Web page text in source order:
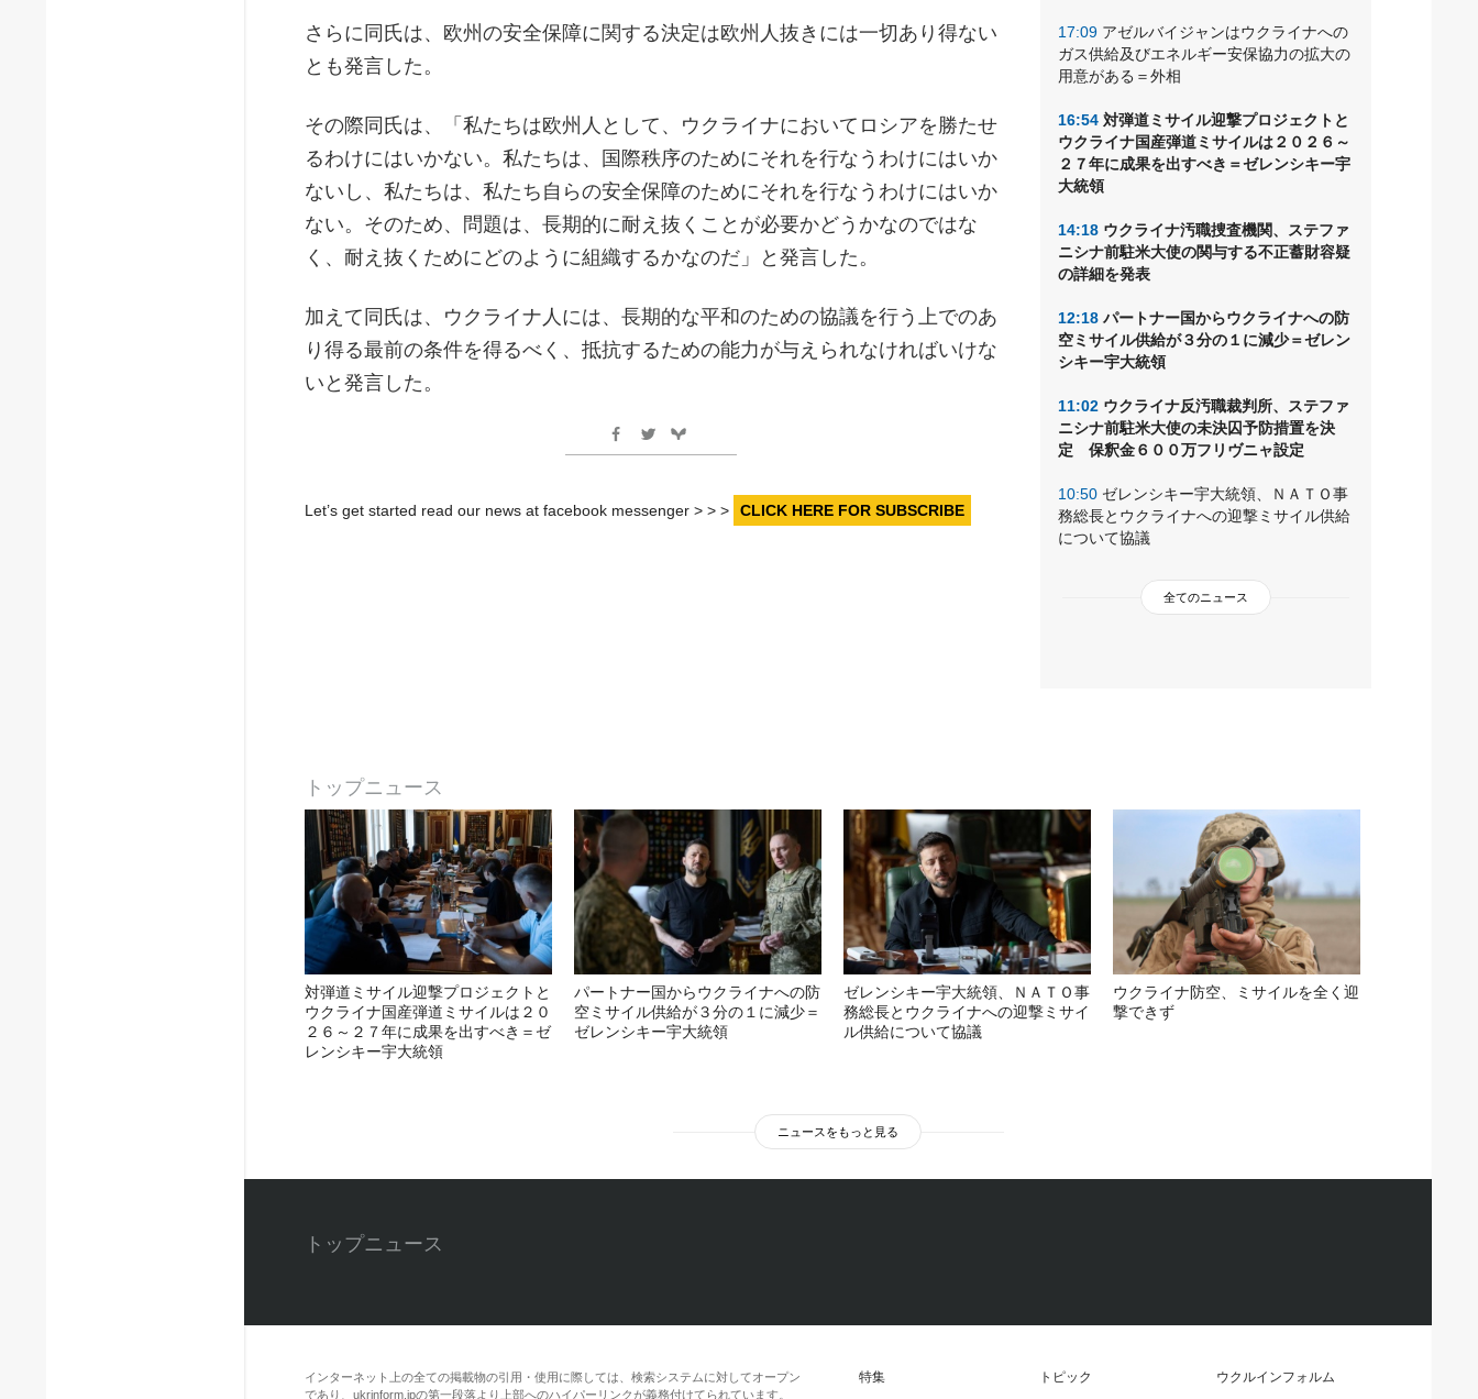
17:09 アゼルバイジャンはウクライナへの
ガス供給及びエネルギー安保協力の拡大の
用意がある＝外相
16:54 対弾道ミサイル迎撃プロジェクトと
ウクライナ国産弾道ミサイルは２０２６～
２７年に成果を出すべき＝ゼレンシキー宇
大統領
14:18 ウクライナ汚職捜査機関、ステファ
ニシナ前駐米大使の関与する不正蓄財容疑
の詳細を発表
12:18 パートナー国からウクライナへの防
空ミサイル供給が３分の１に減少＝ゼレン
シキー宇大統領
11:02 ウクライナ反汚職裁判所、ステファ
ニシナ前駐米大使の未決囚予防措置を決
定 保釈金６００万フリヴニャ設定
10:50 ゼレンシキー宇大統領、ＮＡＴＯ事
務総長とウクライナへの迎撃ミサイル供給
について協議
全てのニュース
さらに同氏は、欧州の安全保障に関する決定は欧州人抜きには一切あり得ない
とも発言した。
その際同氏は、「私たちは欧州人として、ウクライナにおいてロシアを勝たせ
るわけにはいかない。私たちは、国際秩序のためにそれを行なうわけにはいか
ないし、私たちは、私たち自らの安全保障のためにそれを行なうわけにはいか
ない。そのため、問題は、長期的に耐え抜くことが必要かどうかなのではな
く、耐え抜くためにどのように組織するかなのだ」と発言した。
加えて同氏は、ウクライナ人には、長期的な平和のための協議を行う上でのあ
り得る最前の条件を得るべく、抵抗するための能力が与えられなければいけな
いと発言した。
Let’s get started read our news at facebook messenger > > > CLICK HERE FOR SUBSCRIBE
トップニュース
対弾道ミサイル迎撃プロジェクトと
ウクライナ国産弾道ミサイルは２０
２６～２７年に成果を出すべき＝ゼ
レンシキー宇大統領
パートナー国からウクライナへの防
空ミサイル供給が３分の１に減少＝
ゼレンシキー宇大統領
ゼレンシキー宇大統領、ＮＡＴＯ事
務総長とウクライナへの迎撃ミサイ
ル供給について協議
ウクライナ防空、ミサイルを全く迎
撃できず
ニュースをもっと見る
トップニュース
トピック ウクルインフォルム
特集
インターネット上の全ての掲載物の引用・使用に際しては、検索システムに対してオープン
であり、ukrinform.jpの第一段落より上部へのハイパーリンクが義務付けてられています。